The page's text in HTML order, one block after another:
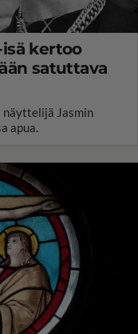
isä kertoo
satuttava
näyttelijä Jasmin
apua.